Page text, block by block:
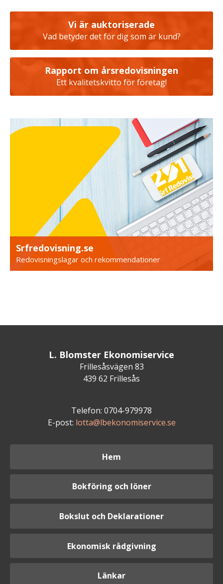
Vi är auktoriserade
Vad betyder det för dig som är kund?
Rapport om årsredovisningen
Ett kvalitetskvitto för företag!
Srfredovisning.se
Redovisningslagar och rekommendationer
L. Blomster Ekonomiservice
Frillesåsvägen 83
439 62 Frillesås
Telefon: 0704-979978
E-post: lotta@lbekonomiservice.se
Hem
Bokföring och löner
Bokslut och Deklarationer
Ekonomisk rådgivning
Länkar